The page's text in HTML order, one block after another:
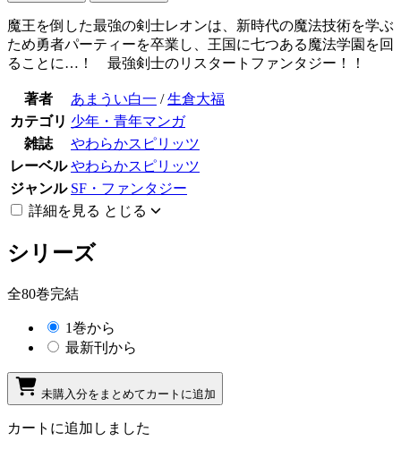
魔王を倒した最強の剣士レオンは、新時代の魔法技術を学ぶ
ため勇者パーティーを卒業し、王国に七つある魔法学園を回
ることに…！ 最強剣士のリスタートファンタジー！！
著者 あまうい白一 /生倉大福
カテゴリ 少年・青年マンガ
雑誌
やわらかスピリッツ
レーベル やわらかスピリッツ
ジャンル SF・ファンタジー
詳細を見る とじる
シリーズ
全80巻完結
1巻から
最新刊から
未購入分をまとめてカートに追加
カートに追加しました